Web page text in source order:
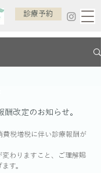
診療予約
改定のお知らせ。
税増税に伴い診療報酬が
変わりますこと、ご理解賜
す。